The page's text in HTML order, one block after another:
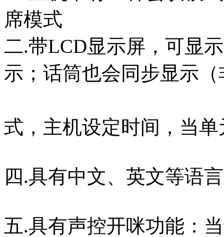
席模式
二.带LCD显示屏，可显
示；话筒也会同步显示
式，主机设定时间，当
四.具有中文、英文等语
五.具有声控开咪功能：